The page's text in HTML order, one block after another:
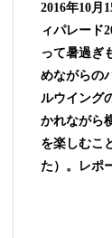
2016年10月
ィパレード
って暑過ぎ
めながらの
ルウイング
かれながら
を楽しむこ
た）。レポ